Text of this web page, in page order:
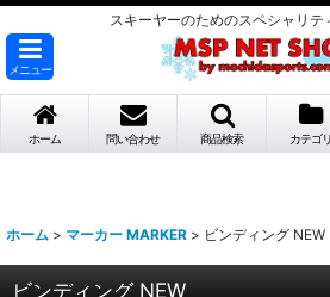
スキーヤーのためのスペシャリテ
メニュー
ホーム 問い合わせ 商品検索 カテゴリ
ホーム > マーカー MARKER > ビンディング NEW
ビンディング NEW